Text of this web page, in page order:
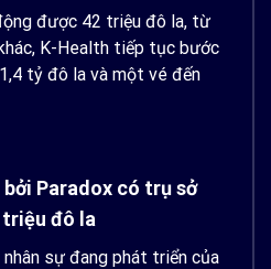
được 42 triệu đô la, từ
K-Health tiếp tục bước
tỷ đô la và một vé đến
Paradox có trụ sở
triệu đô la
sự đang phát triển của